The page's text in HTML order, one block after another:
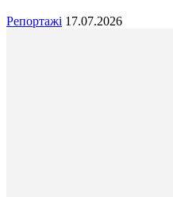
Репортажі 17.07.2026